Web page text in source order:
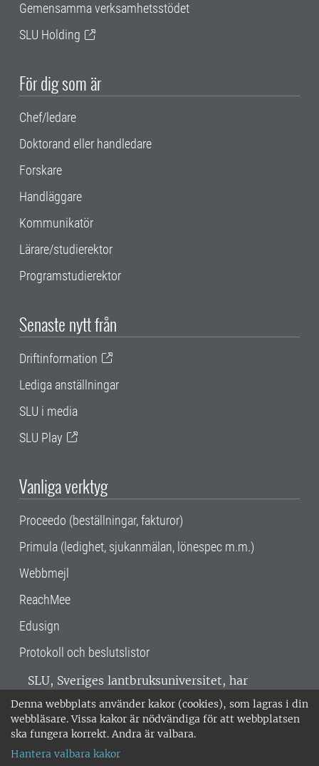
Denna webbplats använder kakor (cookies), som lagras i din
webbläsare. Vissa kakor är nödvändiga för att webbplatsen
ska fungera korrekt. Andra är valbara.
Hantera valbara kakor
Gemensamma verksamhetsstödet
SLU Holding
För dig som är
Chef/ledare
Doktorand eller handledare
Forskare
Handläggare
Kommunikatör
Lärare/studierektor
Programstudierektor
Senaste nytt från
Driftinformation
Lediga anställningar
SLU i media
SLU Play
Vanliga verktyg
Proceedo (beställningar, fakturor)
Primula (ledighet, sjukanmälan, lönespec m.m.)
Webbmejl
ReachMee
Edusign
Protokoll och beslutslistor
SLU, Sveriges lantbruksuniversitet, har
verksamhet över hela Sverige. Huvudorter är
Alnarp, Uppsala och Umeå.SLU är
miljöcertifierat enligt ISO 14001. •
018-67 10 00 • Org nr: 202100-2817 •